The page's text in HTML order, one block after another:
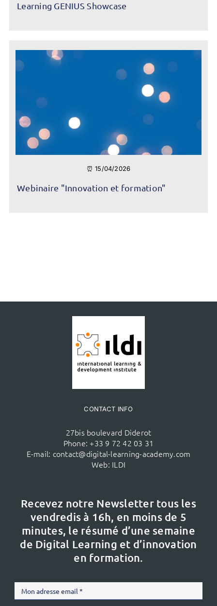
Learning GENIUS Showcase
⏰ 15/04/2026
Webinaire "Innovation et formation"
CONTACT INFO
27bis boulevard Diderot
Phone: +33 9 72 42 03 31
E-mail: contact@digital-learning-academy.com
Web: ILDI
Recevez notre Newsletter tous les
vendredis à 16h, en moins de 5
minutes, le résumé d’une semaine
de Digital Learning et d’innovation
en formation.